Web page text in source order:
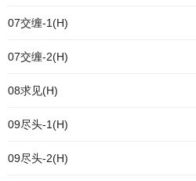
07交缠-1(H)
07交缠-2(H)
08求见(H)
09尽头-1(H)
09尽头-2(H)